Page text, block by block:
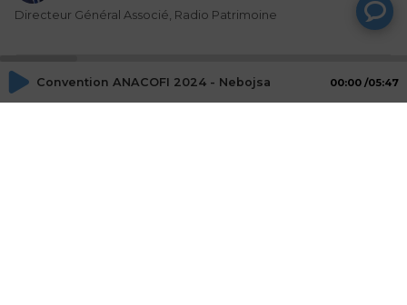
Directeur Général Associé, Radio Patrimoine
Invités
Convention ANACOFI 2024 - Nebojsa SRECKOVIC,00:00 05:47